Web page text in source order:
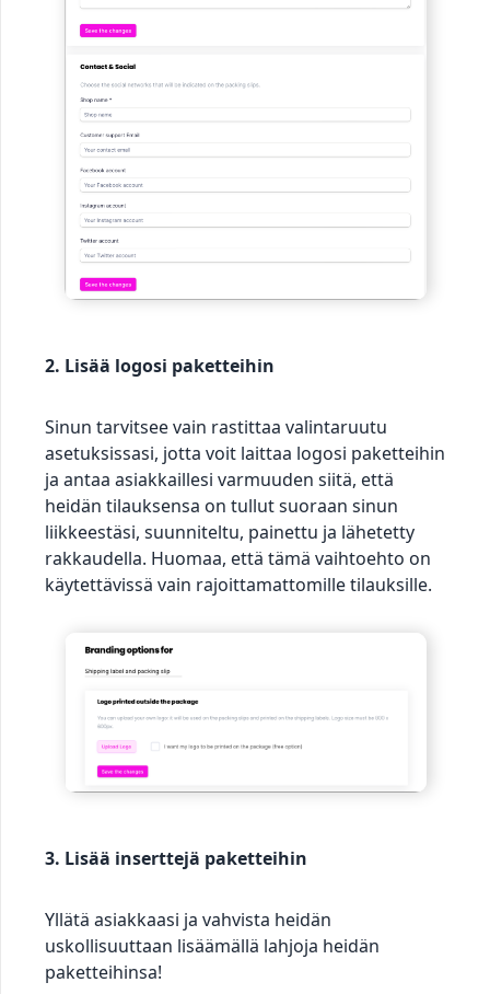
2. Lisää logosi paketteihin
Sinun tarvitsee vain rastittaa valintaruutu
asetuksissasi, jotta voit laittaa logosi paketteihin
ja antaa asiakkaillesi varmuuden siitä, että
heidän tilauksensa on tullut suoraan sinun
liikkeestäsi, suunniteltu, painettu ja lähetetty
rakkaudella. Huomaa, että tämä vaihtoehto on
käytettävissä vain rajoittamattomille tilauksille.
3. Lisää inserttejä paketteihin
Yllätä asiakkaasi ja vahvista heidän
uskollisuuttaan lisäämällä lahjoja heidän
paketteihinsa!